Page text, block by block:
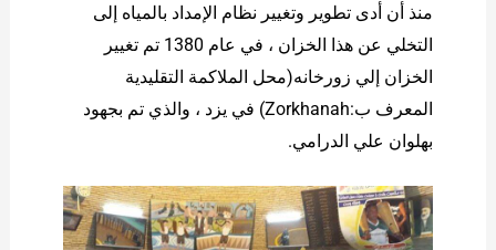
منذ أن أدى تطوير وتغيير نظام الإمداد بالمياه إلى
التخلي عن هذا الخزان ، في عام 1380 تم تغيير
الخزان إلي زورخانه(محل الملاكمة التقليدية
المعرف ب:Zorkhanah) في يزد ، والذي تم بجهود
بهلوان علي الدرامي.